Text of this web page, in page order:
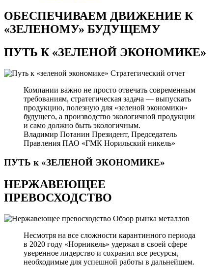
ОБЕСПЕЧИВАЕМ ДВИЖЕНИЕ К
«ЗЕЛЕНОМУ» БУДУЩЕМУ
ПУТЬ К«ЗЕЛЕНОЙ ЭКОНОМИКЕ»
Стратегический отчет
Компании важно не просто отвечать современным
требованиям, стратегическая задача — выпускать
продукцию, полезную для «зеленой экономики»
будущего, а производство экологичной продукции
и само должно быть экологичным.
Владимир Потанин Президент, Председатель
Правления ПАО «ГМК Норильский никель»
ПУТЬ к «ЗЕЛЕНОЙ ЭКОНОМИКЕ»
НЕРЖАВЕЮЩЕЕ
ПРЕВОСХОДСТВО
Обзор рынка металлов
Несмотря на все сложности карантинного периода
в 2020 году «Норникель» удержал в своей сфере
уверенное лидерство и сохранил все ресурсы,
необходимые для успешной работы в дальнейшем.